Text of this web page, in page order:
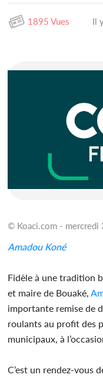
1895 Vues Il
© Koaci.com -
Amadou Koné
Fidèle à une tradition
et maire de Bouaké,
importante remise de
roulants au profit des
municipaux, à
C’est un rendez-vous